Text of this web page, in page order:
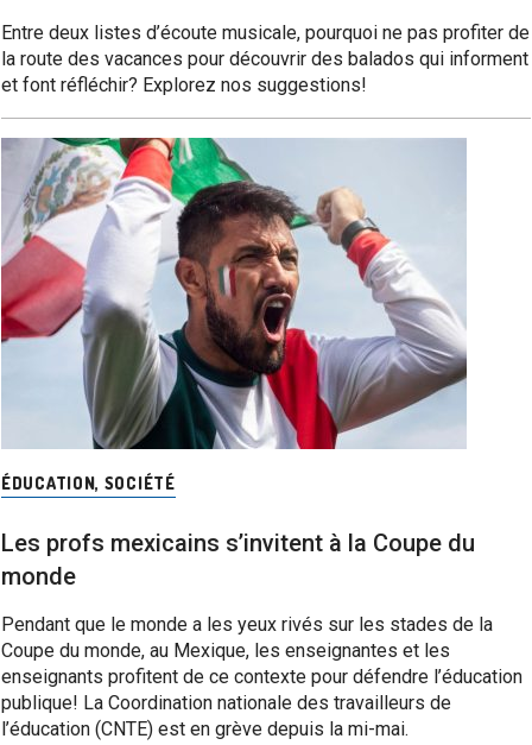
Entre deux listes d’écoute musicale, pourquoi ne pas profiter de
la route des vacances pour découvrir des balados qui informent
et font réfléchir? Explorez nos suggestions!
ÉDUCATION, SOCIÉTÉ
Les profs mexicains s’invitent à la Coupe du
monde
Pendant que le monde a les yeux rivés sur les stades de la
Coupe du monde, au Mexique, les enseignantes et les
enseignants profitent de ce contexte pour défendre l’éducation
publique! La Coordination nationale des travailleurs de
l’éducation (CNTE) est en grève depuis la mi-mai.